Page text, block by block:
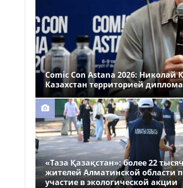
14:00
Более 1 млн тг: кому в
Казахстане предлагали
самые высокие зарплаты
12:55
Стало известно, на
какие специальности
выделили больше всего
грантов в Казахстане
Comic Con Astana 2026: Николай
Казахстан территорией
«Таза Қазақстан»: более 22
жителей Алматинской области
участие в экологической акции